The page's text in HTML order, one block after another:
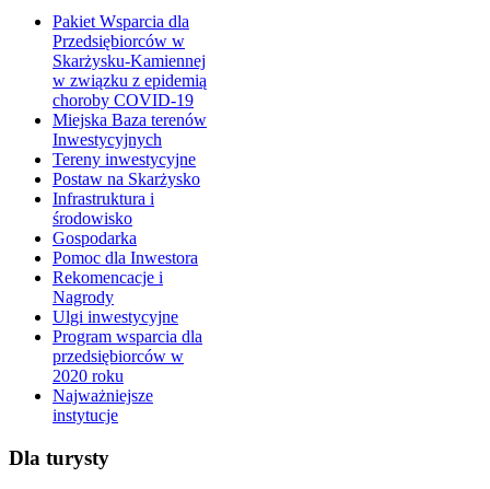
Pakiet Wsparcia dla
Przedsiębiorców w
Skarżysku-Kamiennej
w związku z epidemią
choroby COVID-19
Miejska Baza terenów
Inwestycyjnych
Tereny inwestycyjne
Postaw na Skarżysko
Infrastruktura i
środowisko
Gospodarka
Pomoc dla Inwestora
Rekomencacje i
Nagrody
Ulgi inwestycyjne
Program wsparcia dla
przedsiębiorców w
2020 roku
Najważniejsze
instytucje
Dla turysty